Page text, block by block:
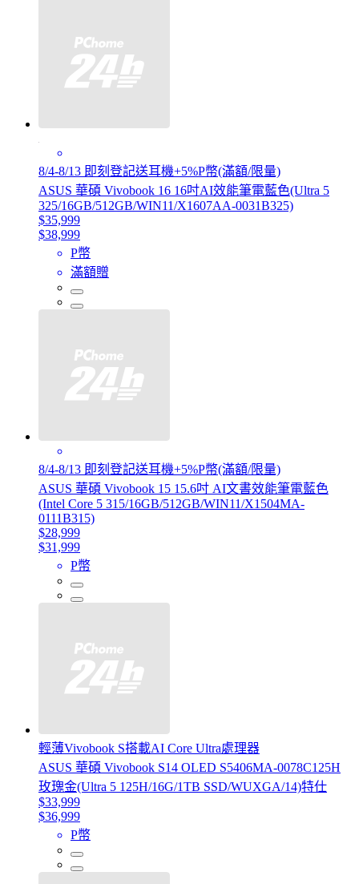
8/4-8/13 即刻登記送耳機+5%P幣(滿額/限量)
ASUS 華碩 Vivobook 16 16吋AI效能筆電藍色(Ultra 5
325/16GB/512GB/WIN11/X1607AA-0031B325)
$35,999
$38,999
P幣
滿額贈
8/4-8/13 即刻登記送耳機+5%P幣(滿額/限量)
ASUS 華碩 Vivobook 15 15.6吋 AI文書效能筆電藍色
(Intel Core 5 315/16GB/512GB/WIN11/X1504MA-
0111B315)
$28,999
$31,999
P幣
輕薄Vivobook S搭載AI Core Ultra處理器
ASUS 華碩 Vivobook S14 OLED S5406MA-0078C125H
玫瑰金(Ultra 5 125H/16G/1TB SSD/WUXGA/14)特仕
$33,999
$36,999
P幣